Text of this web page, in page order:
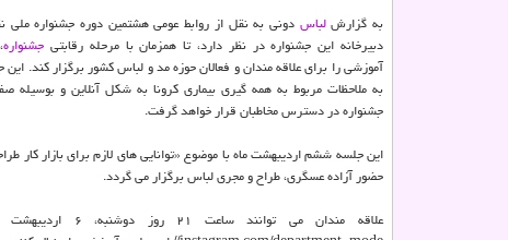
به گزارشلباس دونی به نقل از روابط عومی هشتمین دوره جشنواره
دبیرخانه این جشنواره در نظر دارد، تا همزمان با مرحله رقابتی جشنواره
آموزشی را برای علاقه مندان و فعالان حوزه مد و لباس کشور برگزار کند. این
به ملاحظات مربوط به همه گیری بیماری کرونا به شکل آنلاین و بوسیله
جشنواره در دسترس مخاطبان قرار خواهد گرفت.
این جلسه ششم اردیبهشت ماه با موضوع «توانایی های لازم برای بازار کار
حضور آزاده عسگری، طراح و مجری لباس برگزار می گردد.